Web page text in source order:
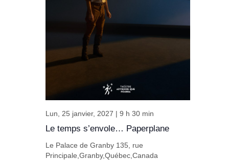
Le temps s’envole… Paperplane
Lun, 25 janvier, 2027 | 9 h 30 min
Le Palace de Granby 135, rue
Principale,Granby,Québec,Canada